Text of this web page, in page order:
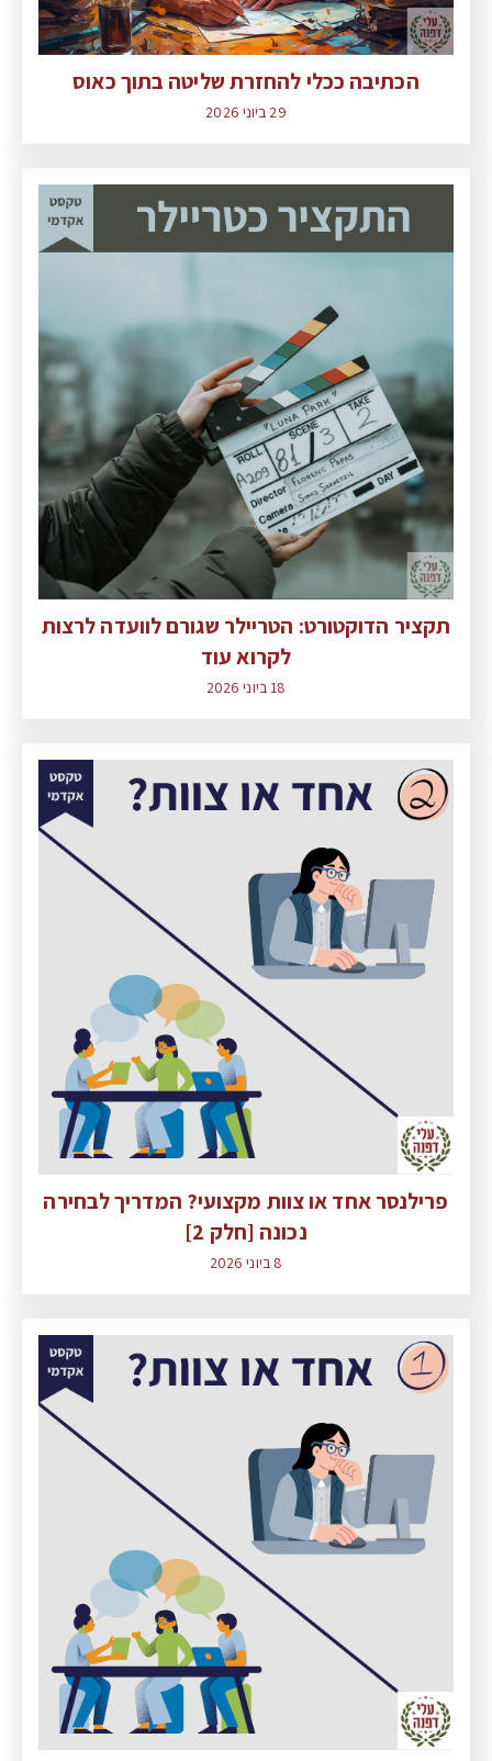
הכתיבה ככלי להחזרת שליטה בתוך כאוס
29 ביוני 2026
תקציר הדוקטורט: הטריילר שגורם לוועדה לרצות
לקרוא עוד
18 ביוני 2026
פרילנסר אחד או צוות מקצועי? המדריך לבחירה
נכונה [חלק 2]
8 ביוני 2026